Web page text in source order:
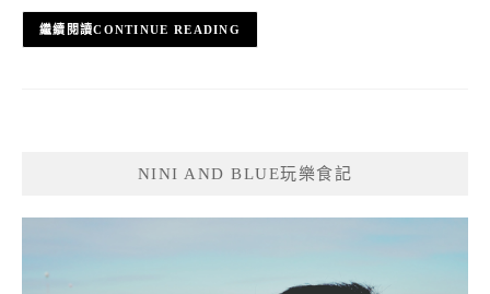
CONTINUE READING
NINI AND BLUE玩樂食記